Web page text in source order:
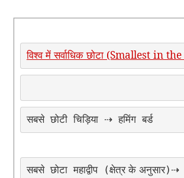
विश्व में सर्वाधिक छोटा (Smallest in
सबसे छोटी चिड़िया ⇢ हमिंग बर्ड
सबसे छोटा महाद्वीप (क्षेत्र के अनुसार) ⇢